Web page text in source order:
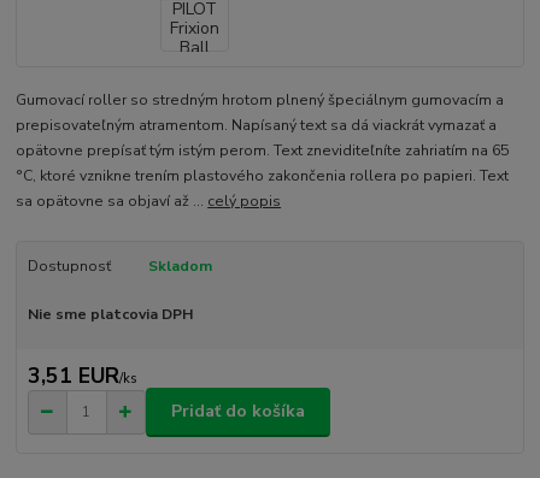
Gumovací roller so stredným hrotom plnený špeciálnym gumovacím a
prepisovateľným atramentom. Napísaný text sa dá viackrát vymazať a
opätovne prepísať tým istým perom. Text zneviditeľníte zahriatím na 65
°C, ktoré vznikne trením plastového zakončenia rollera po papieri. Text
sa opätovne sa objaví až ... celý popis
Dostupnosť Skladom
Nie sme platcovia DPH
3,51 EUR/ks
Pridať do košíka